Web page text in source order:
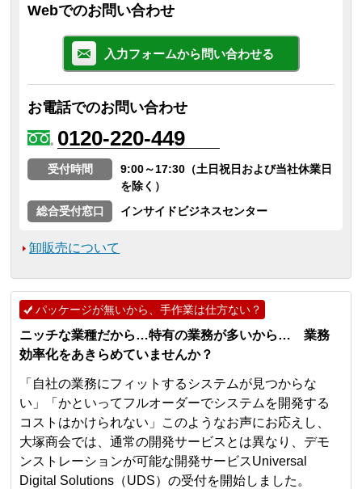
Webでのお問い合わせ
入力フォームから問い合わせる
お電話でのお問い合わせ
0120-220-449
受付時間
9:00～17:30（土日祝日および当社休業日
を除く）
総合受付窓口
インサイドビジネスセンター
卸販売について
パッケージが無いから、手作業は仕方ない？
ニッチな業種だから…特有の業務が多いから… 業務
効率化をあきらめていませんか？
「自社の業務にフィットするシステムが見つからな
い」「かといってフルオーダーでシステムを開発する
コストはかけられない」このようなお声にお応えし、
大塚商会では、通常の開発サービスとは異なり、デモ
ンストレーションが可能な開発サービスUniversal
Digital Solutions（UDS）の受付を開始しました。